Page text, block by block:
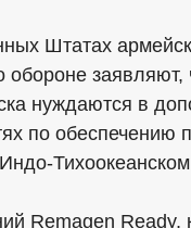
Штатах
обороне заявляют,
нуждаются в
по обеспечению
Тихоокеанском
Remagen Ready,